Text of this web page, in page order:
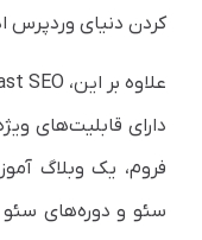
کردن دنیای وردپرس
علاوه بر این، Yoast SEO
دارای قابلیت‌های
فروم، یک وبلاگ
سئو و دوره‌های سئو